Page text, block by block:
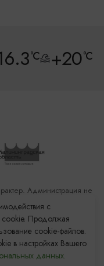
°C +20°C
центр
Администрация не
с
cookie. Продолжая
cookie-файлов.
в настройках Вашего
данных.